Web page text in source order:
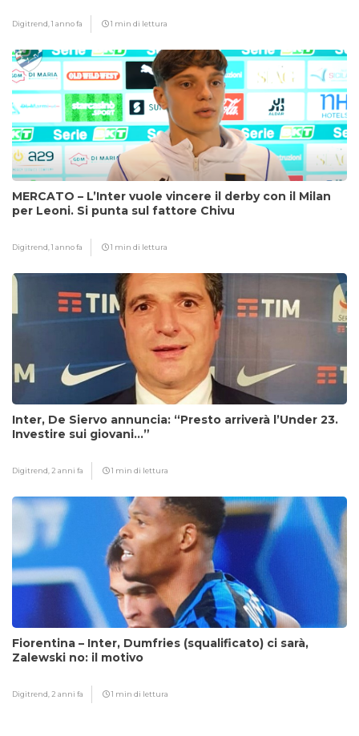
Digitrend,1 anno fa 1 min di lettura
MERCATO – L’Inter vuole vincere il derby con il Milan
per Leoni. Si punta sul fattore Chivu
Digitrend,1 anno fa 1 min di lettura
Inter, De Siervo annuncia: “Presto arriverà l’Under 23.
Investire sui giovani…”
Digitrend, 2 anni fa 1 min di lettura
Fiorentina – Inter, Dumfries (squalificato) ci sarà,
Zalewski no: il motivo
Digitrend, 2 anni fa 1 min di lettura